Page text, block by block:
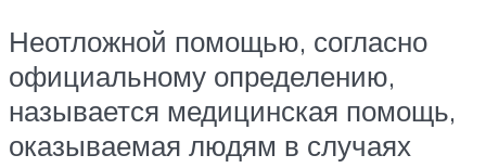
Неотложной помощью, согласно
официальному определению,
называется медицинская помощь,
оказываемая людям в случаях